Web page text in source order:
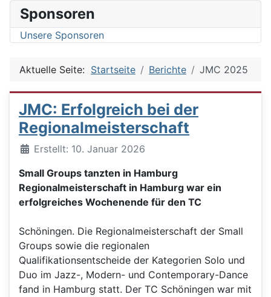
Sponsoren
Unsere Sponsoren
Aktuelle Seite: Startseite Berichte JMC 2025
JMC: Erfolgreich bei der
Regionalmeisterschaft
DetailsErstellt: 10. Januar 2026
Small Groups tanzten in Hamburg
Regionalmeisterschaft in Hamburg war ein
erfolgreiches Wochenende für den TC
Schöningen. Die Regionalmeisterschaft der Small
Groups sowie die regionalen
Qualifikationsentscheide der Kategorien Solo und
Duo im Jazz-, Modern- und Contemporary-Dance
fand in Hamburg statt. Der TC Schöningen war mit